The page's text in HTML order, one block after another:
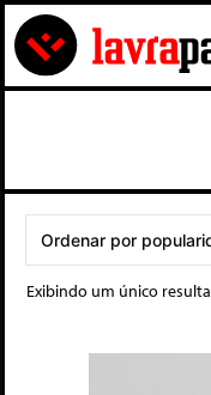
Exibindo um único